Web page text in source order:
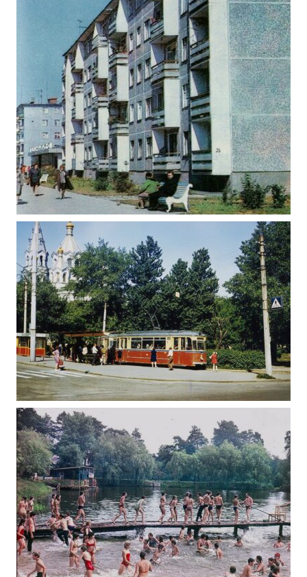
ЖИТОМИР ВЕЛИКА БЕРДИЧІВСЬКА 1984
Фото Житомир (1980-1990)
РЕТРО ФОТО ЖИТОМИРА 1982 ВУЛ. ЛЬВІВСЬКА
– НЕБЕСНОЇ СОТНІ
Фото Житомир (1980-1990)
ТРАМВАЇ ЖИТОМИРА 1979-1998
Фото Житомир (1970-1980)
Фото Житомир (1980-1990)